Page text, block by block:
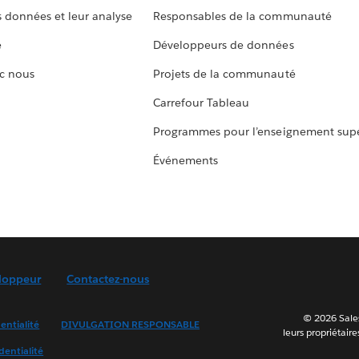
et leur analyse
nous
Responsables de la communauté
Développeurs de données
Projets de la communauté
Carrefour Tableau
Programmes pour l’enseignement
Événements
Contactez-nous
DIVULGATION RESPONSABLE
© 2026
leurs